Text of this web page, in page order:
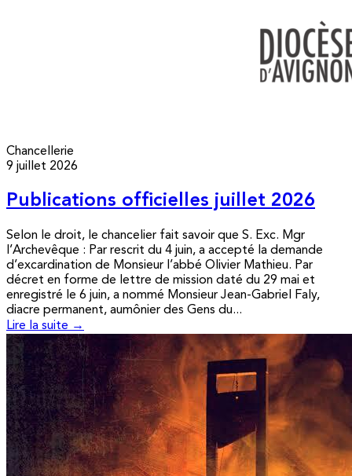
Chancellerie
9 juillet 2026
Publications officielles juillet 2026
Selon le droit, le chancelier fait savoir que S. Exc. Mgr
l’Archevêque : Par rescrit du 4 juin, a accepté la demande
d’excardination de Monsieur l’abbé Olivier Mathieu. Par
décret en forme de lettre de mission daté du 29 mai et
enregistré le 6 juin, a nommé Monsieur Jean-Gabriel Faly,
diacre permanent, aumônier des Gens du...
Lire la suite →